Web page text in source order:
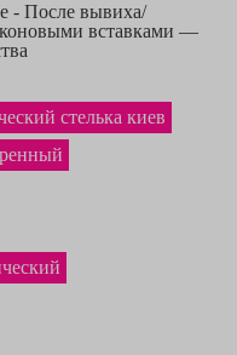
- После вывиха/
вставками —
Каталог содержит товары,
— купитьполучится, оформив
корректора осанки
фиксатор для голеностопного
о котором Вы не пожалеете.
стелька киев